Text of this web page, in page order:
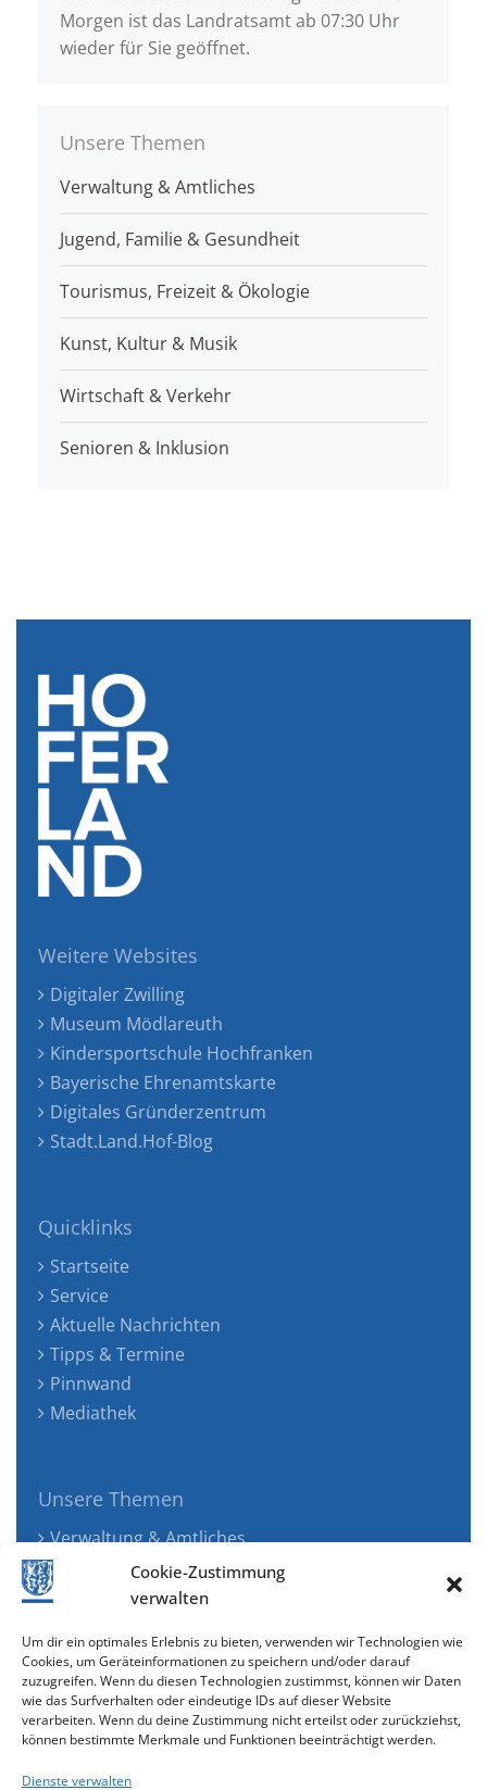
Cookie-Zustimmung
verwalten
Um dir ein optimales Erlebnis zu bieten, verwenden wir Technologien wie
Cookies, um Geräteinformationen zu speichern und/oder darauf
zuzugreifen. Wenn du diesen Technologien zustimmst, können wir Daten
wie das Surfverhalten oder eindeutige IDs auf dieser Website
verarbeiten. Wenn du deine Zustimmung nicht erteilst oder zurückziehst,
können bestimmte Merkmale und Funktionen beeinträchtigt werden.
Dienste verwalten
Morgen ist das Landratsamt ab 07:30 Uhr
wieder für Sie geöffnet.
Unsere Themen
Verwaltung & Amtliches
Jugend, Familie & Gesundheit
Tourismus, Freizeit & Ökologie
Kunst, Kultur & Musik
Wirtschaft & Verkehr
Senioren & Inklusion
Weitere Websites
Digitaler Zwilling
Museum Mödlareuth
Kindersportschule Hochfranken
Bayerische Ehrenamtskarte
Digitales Gründerzentrum
Stadt.Land.Hof-Blog
Quicklinks
Startseite
Service
Aktuelle Nachrichten
Tipps & Termine
Pinnwand
Mediathek
Unsere Themen
Verwaltung & Amtliches
Jugend, Familie & Gesundheit
Tourismus, Freizeit & Ökologie
Wirtschaft & Verkehr
Senioren & Inklusion